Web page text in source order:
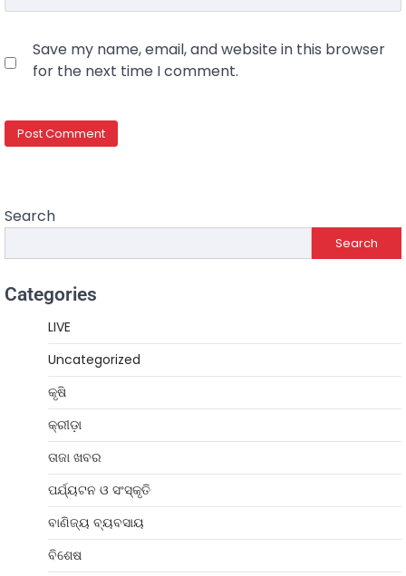
Save my name, email, and website in this browser
for the next time I comment.
Search
Search
Categories
LIVE
Uncategorized
କୃଷି
କ୍ରୀଡ଼ା
ତାଜା ଖବର
ପର୍ଯ୍ୟଟନ ଓ ସଂସ୍କୃତି
ବାଣିଜ୍ୟ ବ୍ୟବସାୟ
ବିଶେଷ